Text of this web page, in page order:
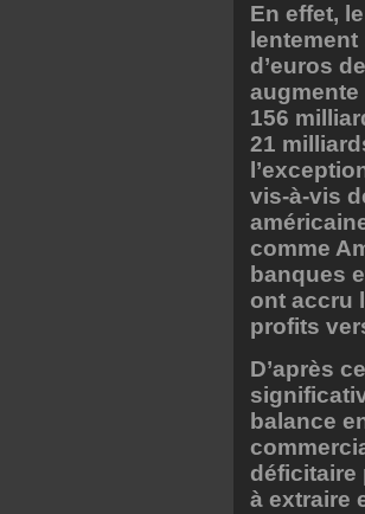
En effet,
d’euros
156
21
vis-à-vis
comme
banques
ont accru
profits
D’après
balance
déficitaire
à extraire